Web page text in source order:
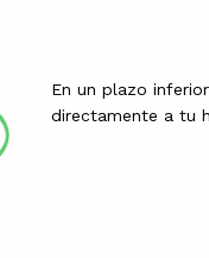
En un plazo
directamente a tu